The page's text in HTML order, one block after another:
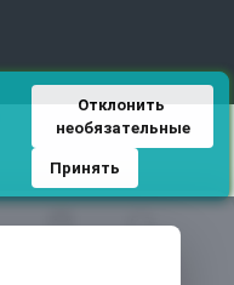
Отклонить
необязательные
Принять